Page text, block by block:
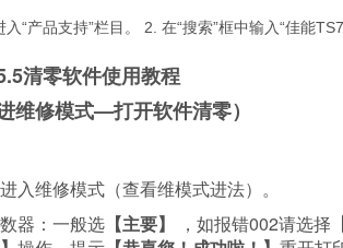
“产品支持”栏目。 2. 在“搜索”框中输入“佳能
清零软件使用教程
维修模式—打开软件清零）
入维修模式（查看维模式进法）。
器：一般选 【主要】 ，如报错002请选择